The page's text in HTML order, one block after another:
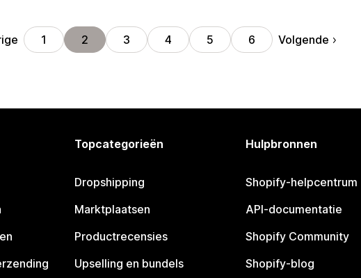
1 2 3 4 5 6 Volgende
Topcategorieën
Dropshipping
Marktplaatsen
Productrecensies
Upselling en bundels
Hulpbronnen
Shopify-helpcentrum
API-documentatie
Shopify Community
Shopify-blog